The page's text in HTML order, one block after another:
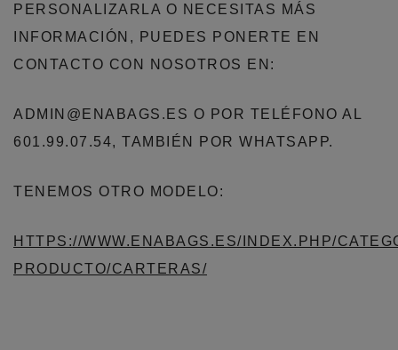
PERSONALIZARLA O NECESITAS MÁS
INFORMACIÓN, PUEDES PONERTE EN
CONTACTO CON NOSOTROS EN:
ADMIN@ENABAGS.ES O POR TELÉFONO AL
601.99.07.54, TAMBIÉN POR WHATSAPP.
TENEMOS OTRO MODELO:
HTTPS://WWW.ENABAGS.ES/INDEX.PHP/
PRODUCTO/CARTERAS/